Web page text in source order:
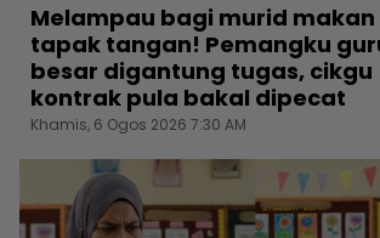
Melampau bagi murid
tapak tangan! Pemangku
besar digantung tugas, cikgu
kontrak pula bakal dipecat
Khamis, 6 Ogos 2026 7:30 AM